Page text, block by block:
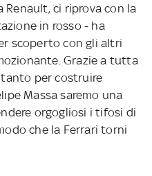
ci riprova con la
in rosso - ha
scoperto con gli altri
Grazie a tutta
per costruire
Massa saremo una
orgogliosi i tifosi di
che la Ferrari torni